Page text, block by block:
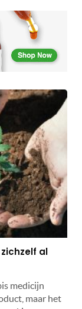
al
medicijn
maar het